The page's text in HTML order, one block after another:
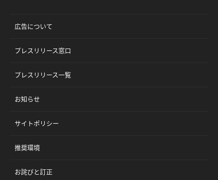
広告について
プレスリリース窓口
プレスリリース一覧
お知らせ
サイトポリシー
推奨環境
お詫びと訂正